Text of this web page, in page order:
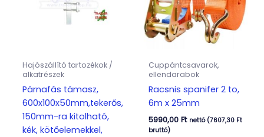
Hajószállító tartozékok /
alkatrészek
Párnafás támasz,
600x100x50mm,tekerős,
150mm-ra kitolható,
kék, kötőelemekkel,
Cuppántcsavarok,
ellendarabok
Racsnis spanifer 2 to,
6m x 25mm
5990,00 Ft nettó (7607,30 Ft
bruttó)